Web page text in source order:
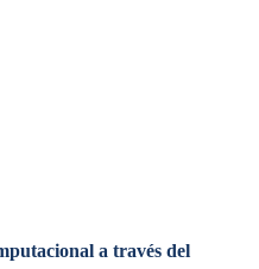
a través del